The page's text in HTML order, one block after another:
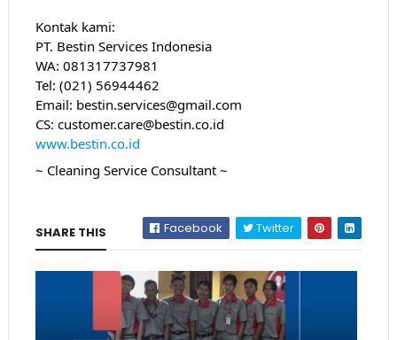
Kontak kami:
PT. Bestin Services Indonesia
WA: 081317737981
Tel: (021) 56944462
Email: bestin.services@gmail.com
CS: customer.care@bestin.co.id
www.bestin.co.id
~ Cleaning Service Consultant ~
SHARE THIS Facebook Twitter